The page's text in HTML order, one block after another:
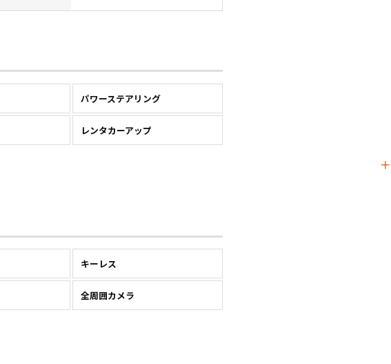
パワーステアリング
レンタカーアップ
キーレス
全周囲カメラ